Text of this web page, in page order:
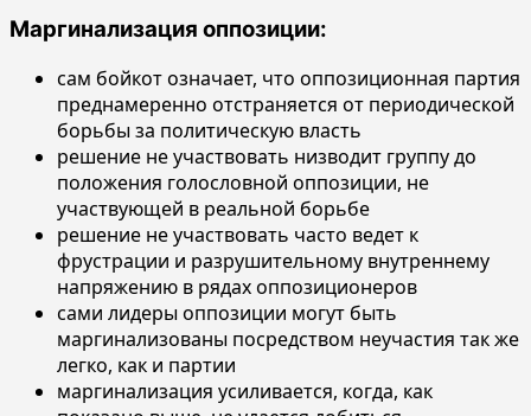
Маргинализация оппозиции:
сам бойкот означает, что оппозиционная партия
преднамеренно отстраняется от периодической
борьбы за политическую власть
решение не участвовать низводит группу до
положения голословной оппозиции, не
участвующей в реальной борьбе
решение не участвовать часто ведет к
фрустрации и разрушительному внутреннему
напряжению в рядах оппозиционеров
сами лидеры оппозиции могут быть
маргинализованы посредством неучастия так же
легко, как и партии
маргинализация усиливается, когда, как